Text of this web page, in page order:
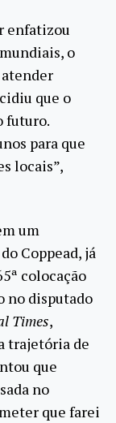
enfatizou
o
que o
futuro.
para que
locais”,
um
Coppead, já
colocação
no disputado
Times,
trajetória de
que
no
que farei